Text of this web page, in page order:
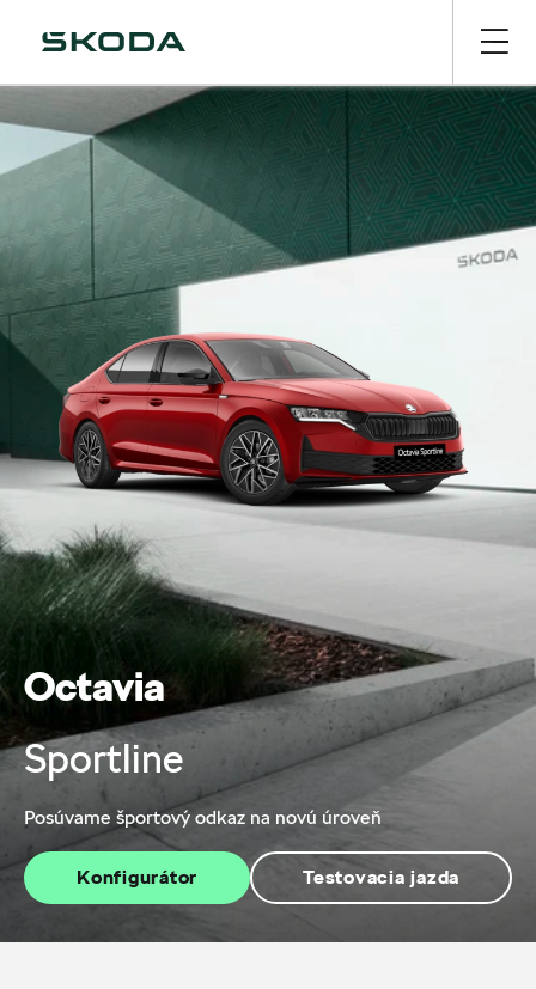
Octavia
Sportline
Posúvame športový odkaz na novú úroveň
Konfigurátor Testovacia jazda